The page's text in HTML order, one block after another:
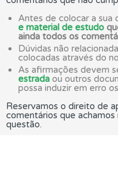
Antes de colocar a sua
e material de estudo
ainda todos os
Dúvidas não
colocadas através do
As afirmações devem
estrada ou outros
possa induzir em erro
Reservamos o direito de
comentários que achamos
questão.